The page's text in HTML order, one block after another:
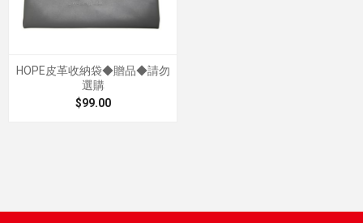
HOPE皮革收納袋◆贈品◆請勿
選購
$99.00